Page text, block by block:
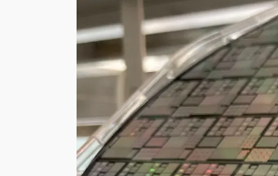
故宮《龍藏經》特展第2
台東農業處長涉圖利渡假
父親節泡湯了！中颱白